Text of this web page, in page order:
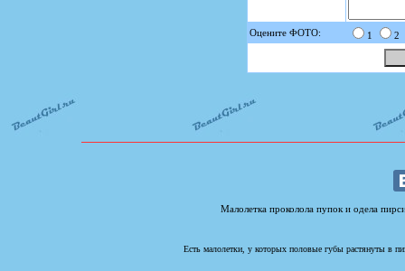
Оцените ФОТО: 1 2
Малолетка проколола пупок и одела
Есть малолетки, у которых половые губы растянуты в